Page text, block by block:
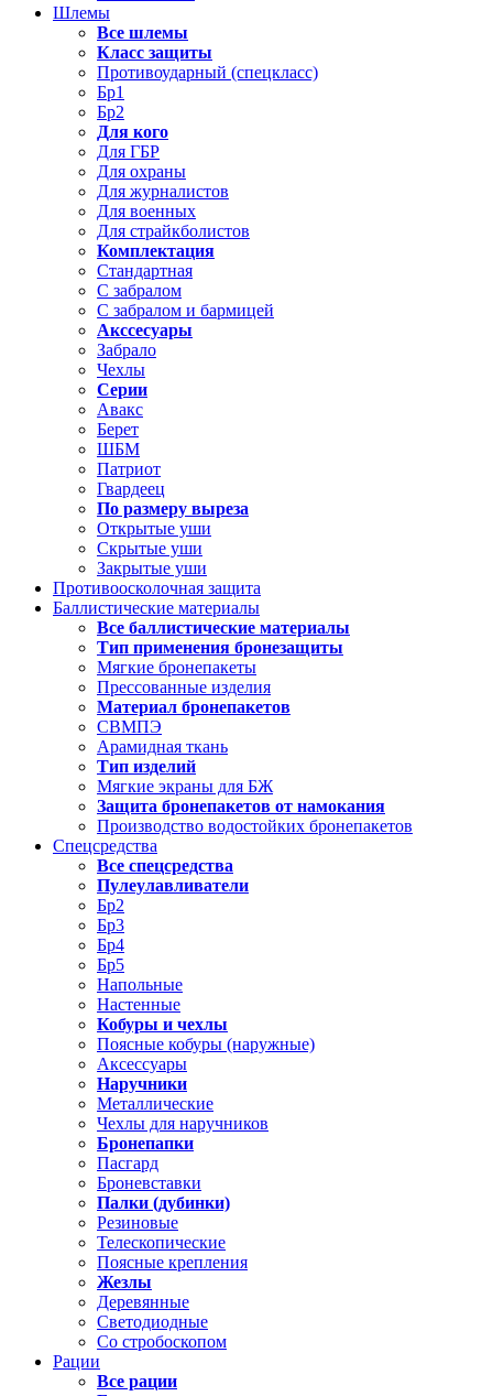
Шлемы
Все шлемы
Класс защиты
Противоударный (спецкласс)
Бр1
Бр2
Для кого
Для ГБР
Для охраны
Для журналистов
Для военных
Для страйкболистов
Комплектация
Стандартная
С забралом
С забралом и бармицей
Акссесуары
Забрало
Чехлы
Серии
Авакс
Берет
ШБМ
Патриот
Гвардеец
По размеру выреза
Открытые уши
Скрытые уши
Закрытые уши
Противоосколочная защита
Баллистические материалы
Все баллистические материалы
Тип применения бронезащиты
Мягкие бронепакеты
Прессованные изделия
Материал бронепакетов
СВМПЭ
Арамидная ткань
Тип изделий
Мягкие экраны для БЖ
Защита бронепакетов от намокания
Производство водостойких бронепакетов
Спецсредства
Все спецсредства
Пулеулавливатели
Бр2
Бр3
Бр4
Бр5
Напольные
Настенные
Кобуры и чехлы
Поясные кобуры (наружные)
Аксессуары
Наручники
Металлические
Чехлы для наручников
Бронепапки
Пасгард
Броневставки
Палки (дубинки)
Резиновые
Телескопические
Поясные крепления
Жезлы
Деревянные
Светодиодные
Со стробоскопом
Рации
Все рации